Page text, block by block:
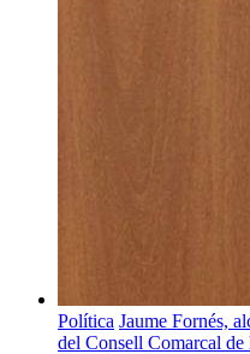
Política Jaume Fornés,
del Consell Comarcal de